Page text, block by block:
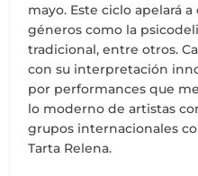
mayo. Este ciclo apelará
géneros como la
tradicional, entre otros.
con su interpretación
por performances que
lo moderno de artistas
grupos internacionales
Tarta Relena.